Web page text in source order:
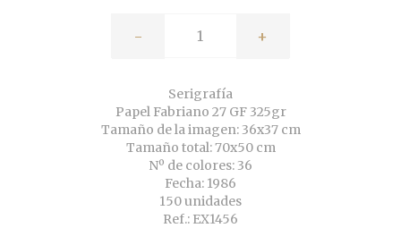
- +
Serigrafía
Papel Fabriano 27 GF 325gr
Tamaño de la imagen: 36x37 cm
Tamaño total: 70x50 cm
Nº de colores: 36
Fecha: 1986
150 unidades
Ref.: EX1456